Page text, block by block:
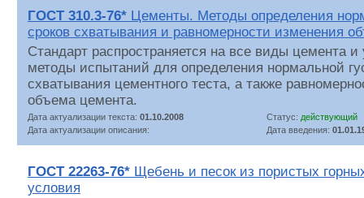
ГОСТ 310.3-76* Цементы. Методы определения
сроков схватывания и равномерности изменения
Стандарт распространяется на все виды цемента и
методы испытаний для определения нормальной
схватывания цементного теста, а также
объема цемента.
Дата актуализации текста: 01.10.2008 Статус: действующий
Дата актуализации описания:
Дата введения:
ГОСТ 22263-76* Щебень и песок из пористых
условия